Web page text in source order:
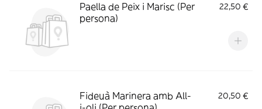
Paella de Peix i Marisc (Per
persona)
22,50 €
Fideuà Marinera amb All-
20,50 €